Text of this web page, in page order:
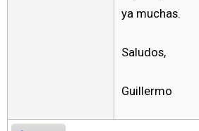
ya muchas.
Saludos,
Guillermo